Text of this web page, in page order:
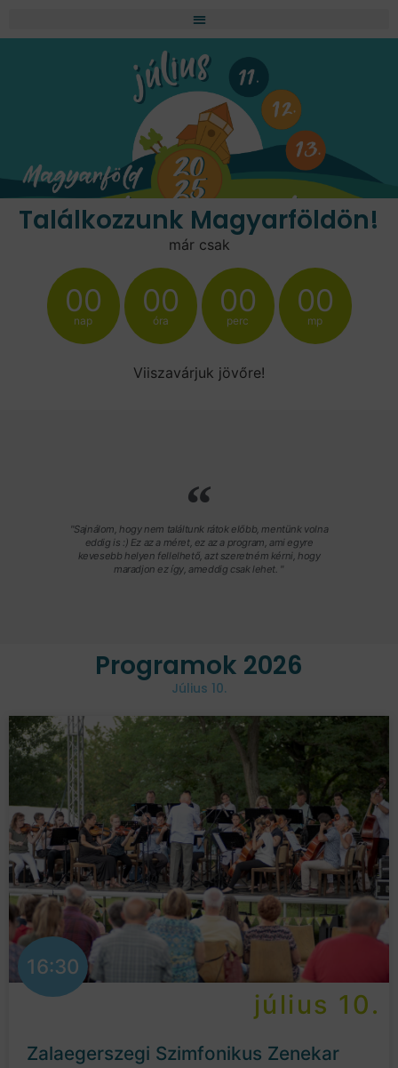
Találkozzunk Magyarföldön!
már csak
00
nap
00
óra
00
perc
00
mp
Viiszavárjuk jövőre!
"Sajnálom, hogy nem találtunk rátok előbb, mentünk volna
eddig is :) Ez az a méret, ez az a program, ami egyre
kevesebb helyen fellelhető, azt szeretném kérni, hogy
maradjon ez így, ameddig csak lehet. "
Programok 2026
Július 10.
16:30
július 10.
Zalaegerszegi Szimfonikus Zenekar